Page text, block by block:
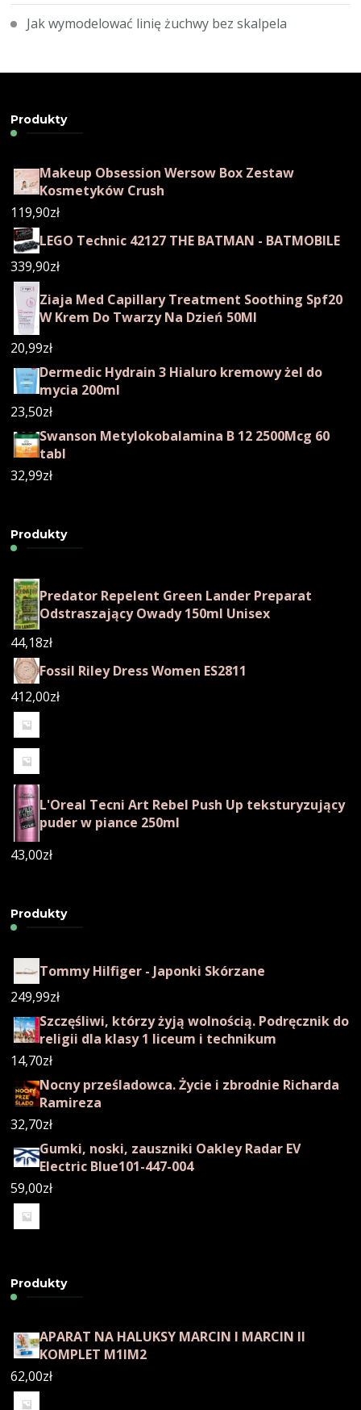
Jak wymodelować linię żuchwy bez skalpela
Produkty
Makeup Obsession Wersow Box Zestaw
Kosmetyków Crush
119,90zł
LEGO Technic 42127 THE BATMAN - BATMOBILE
339,90zł
Ziaja Med Capillary Treatment Soothing Spf20
W Krem Do Twarzy Na Dzień 50Ml
20,99zł
Dermedic Hydrain 3 Hialuro kremowy żel do
mycia 200ml
23,50zł
Swanson Metylokobalamina B 12 2500Mcg 60
tabl
32,99zł
Produkty
Predator Repelent Green Lander Preparat
Odstraszający Owady 150ml Unisex
44,18zł
Fossil Riley Dress Women ES2811
412,00zł
L'Oreal Tecni Art Rebel Push Up teksturyzujący
puder w piance 250ml
43,00zł
Produkty
Tommy Hilfiger - Japonki Skórzane
249,99zł
Szczęśliwi, którzy żyją wolnością. Podręcznik do
religii dla klasy 1 liceum i technikum
14,70zł
Nocny prześladowca. Życie i zbrodnie Richarda
Ramireza
32,70zł
Gumki, noski, zauszniki Oakley Radar EV
Electric Blue101-447-004
59,00zł
Produkty
APARAT NA HALUKSY MARCIN I MARCIN II
KOMPLET M1IM2
62,00zł